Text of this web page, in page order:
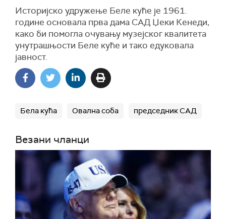
Историјско удружење Беле куће је 1961.
године основала прва дама САД Џеки Кенеди,
како би помогла очувању музејског квалитета
унутрашњости Беле куће и тако едуковала
јавност.
Бела кућа Овална соба председник САД
Везани чланци